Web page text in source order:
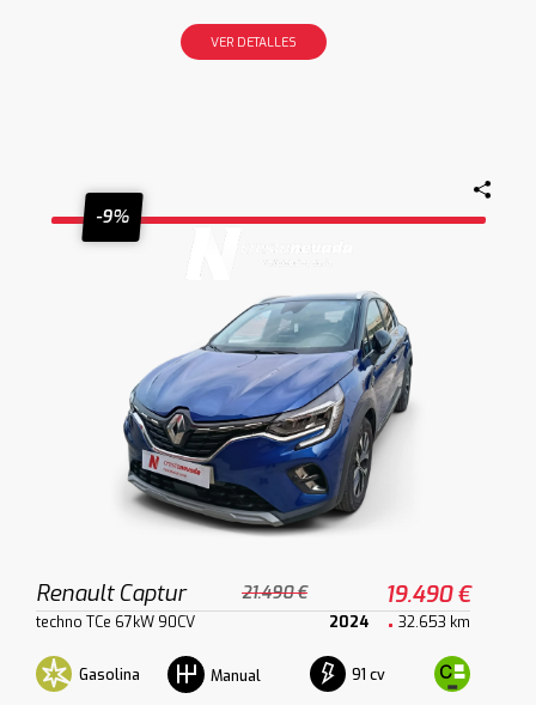
VER DETALLES
-9%
Renault Captur 21.490 € 19.490 €
techno TCe 67kW 90CV 2024 32.653 km
Gasolina Manual 91 cv